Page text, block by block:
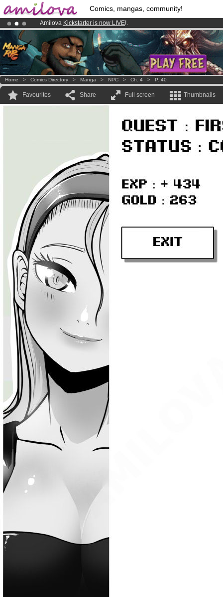
Comics, mangas, community!
Amilova Kickstarter is now LIVE!.
Premium membership from3.95 eurosper month !Get membership
Home > Comics Directory > Manga > NPC > Ch. 4 > P. 40
Favourites Share Full screen Thumbnails